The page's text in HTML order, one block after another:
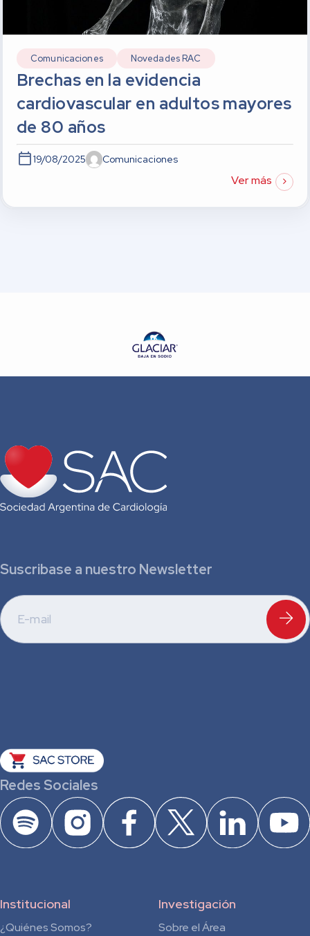
Comunicaciones Novedades RAC
Brechas en la evidencia
cardiovascular en adultos mayores
de 80 años
19/08/2025 Comunicaciones
Ver más
Suscribase a nuestro Newsletter
Redes Sociales
Institucional
¿Quiénes Somos?
Investigación
Sobre el Área